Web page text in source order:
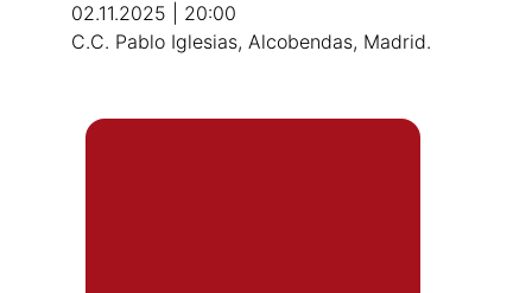
02.11.2025 | 20:00
C.C. Pablo Iglesias, Alcobendas, Madrid.